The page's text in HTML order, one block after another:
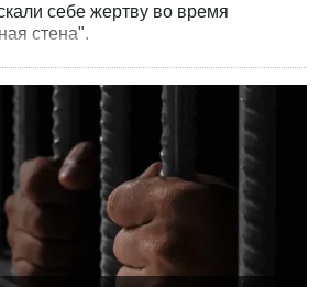
себе жертву во время
стена".